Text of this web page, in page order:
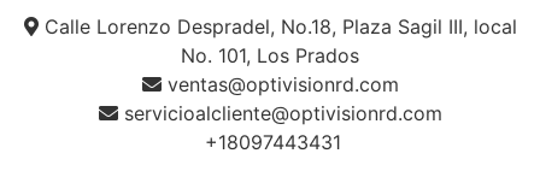
Calle Lorenzo Despradel, No.18, Plaza Sagil III, local
No. 101, Los Prados
ventas@optivisionrd.com
servicioalcliente@optivisionrd.com
+18097443431